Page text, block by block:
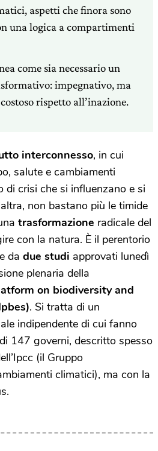
aspetti che finora sono
una logica a compartimenti
come sia necessario un
impegnativo, ma
rispetto all’inazione.
interconnesso, in cui
salute e cambiamenti
di crisi che si influenzano e si
non bastano più le timide
trasformazione radicale del
con la natura. È il perentorio
da due studi approvati lunedì
plenaria della
on biodiversity and
. Si tratta di un
indipendente di cui fanno
147 governi, descritto spesso
(il Gruppo
climatici), ma con la